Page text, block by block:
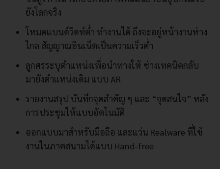
ยังโลกจริง
โหมดแบนด์วิดท์ต่ำ ทำงานได้ ถึงจะอยู่หน้างานห่าง
ไกล สัญญาณอินเน็ตเป็นความเร็วต่ำ
ลูกศรระบุตำแหน่งเพื่อนำทางให้ ช่างเทคนิคกลับ
มายังตำแหน่งเดิม แบบ AR
รายงานสรุป บันทึกจุดสำคัญ ๆ และ “จุดสนใจ” หลัง
การประชุมให้แบบอัตโนมัติ
ออกแบบมาสำหรับมือถือ และแว่น Realware ที่ใช้
งานในภาคสนามได้แบบ Hand-free